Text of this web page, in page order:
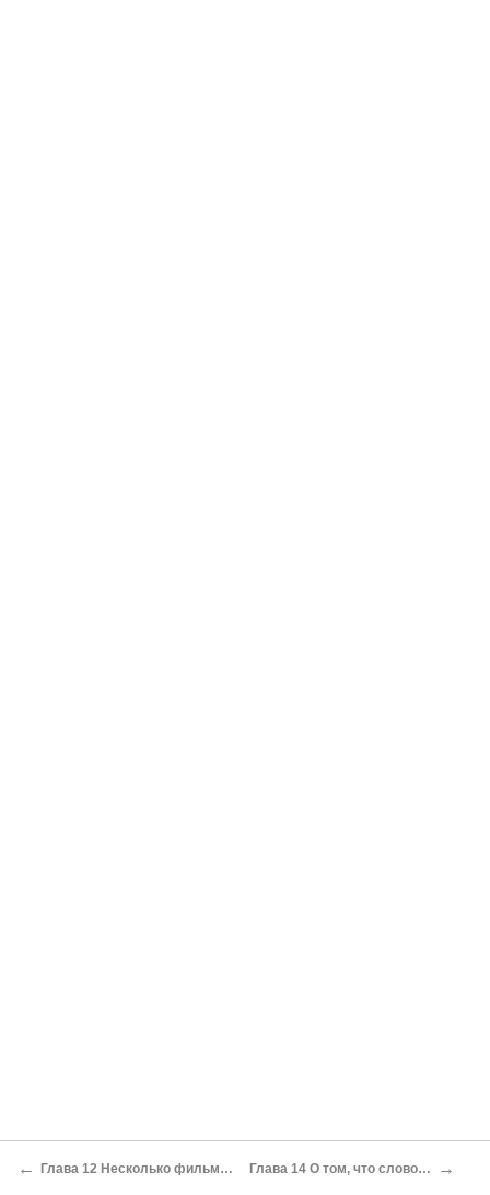
← Глава 12 Несколько фильмов вперемежку Глава 14 О том, что слово не воробей… →